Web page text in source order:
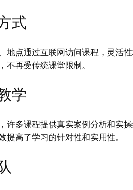
式
地点通过互联网访问课程，灵活
不再受传统课堂限制。
学
许多课程提供真实案例分析和实
提高了学习的针对性和实用性。